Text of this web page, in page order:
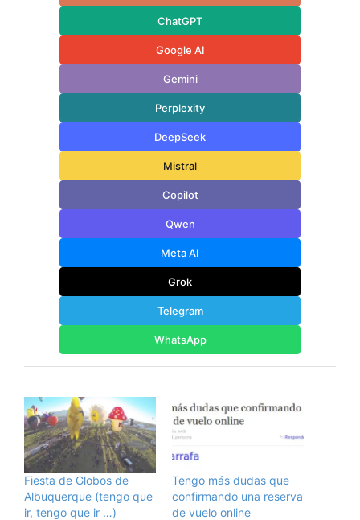
ChatGPT
Google AI
Gemini
Perplexity
DeepSeek
Mistral
Copilot
Qwen
Meta AI
Grok
Telegram
WhatsApp
Fiesta de Globos de
Albuquerque (tengo que
ir, tengo que ir …)
Tengo más dudas que
confirmando una reserva
de vuelo online